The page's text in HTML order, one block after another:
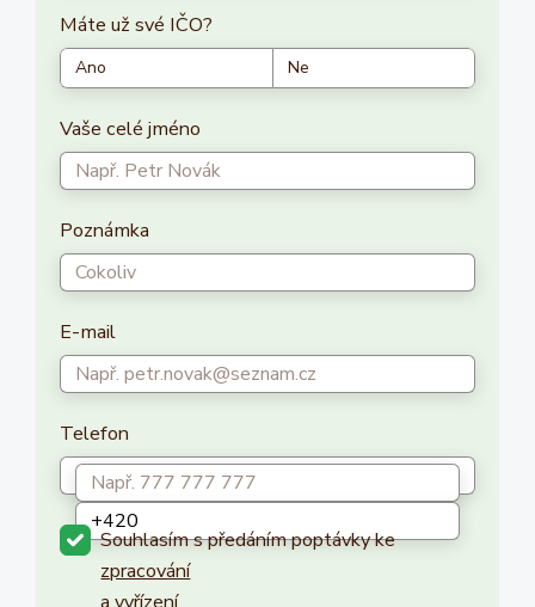
Máte už své IČO?
Ano Ne
Vaše celé jméno
Poznámka
E-mail
Telefon
Souhlasím s předáním poptávky ke
zpracování